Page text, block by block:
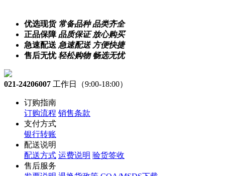
优选现货 常备品种 品类齐全
正品保障品质保证 放心购买
急速配送 急速配送 方便快捷
售后无忧轻松购物 畅选无忧
021-24206007 工作日（9:00-18:00）
订购指南
订购流程 销售条款
支付方式
银行转账
配送说明
配送方式 运费说明 验货签收
售后服务